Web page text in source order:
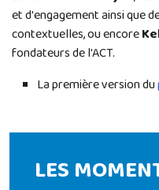
et d'engagement ainsi que
contextuelles, ou encore
fondateurs de l'ACT.
La première version du
LES